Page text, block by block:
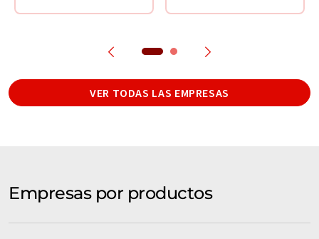
VER TODAS LAS EMPRESAS
Empresas por productos